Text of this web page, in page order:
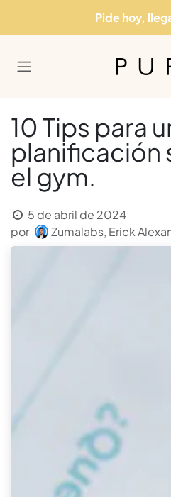
Pide hoy,
10 Tips para
planificación
el gym.
5 de abril de 2024
por
Zumalabs, Erick